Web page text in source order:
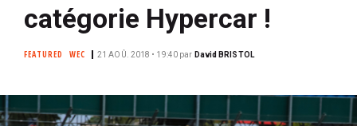
a
catégorie Hypercar !
FEATURED WEC 21 AOÛ. 2018 • 19:40 par David BRISTOL